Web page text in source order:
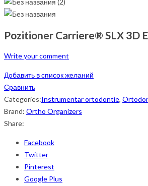
Pozitioner Carriere® SLX 3D
Write your comment
Добавить в список желаний
Сравнить
Categories:Instrumentar ortodontie,
Brand: Ortho Organizers
Share:
Facebook
Twitter
Pinterest
Google Plus